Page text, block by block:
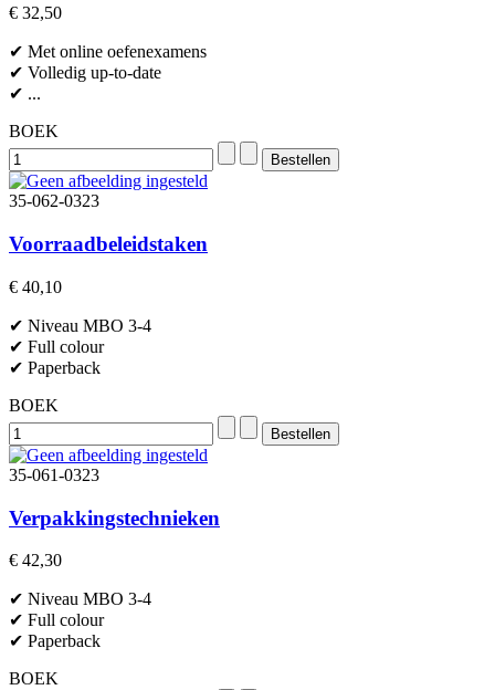
€ 32,50
✔ Met online oefenexamens
✔ Volledig up-to-date
✔ ...
BOEK
35-062-0323
Voorraadbeleidstaken
€ 40,10
✔ Niveau MBO 3-4
✔ Full colour
✔ Paperback
BOEK
35-061-0323
Verpakkingstechnieken
€ 42,30
✔ Niveau MBO 3-4
✔ Full colour
✔ Paperback
BOEK